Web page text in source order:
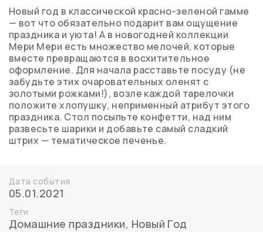
Новый год в классической красно-зеленой гамме
— вот что обязательно подарит вам ощущение
праздника и уюта! А в новогодней коллекции
Мери Мери есть множество мелочей, которые
вместе превращаются в восхитительное
оформление. Для начала расставьте посуду (не
забудьте этих очаровательных оленят с
золотыми рожками!), возле каждой тарелочки
положите хлопушку, неприменный атрибут этого
праздника. Стол посыпьте конфетти, над ним
развесьте шарики и добавьте самый сладкий
штрих — тематическое печенье.
Дата события
05.01.2021
Теги
Домашние праздники, Новый Год